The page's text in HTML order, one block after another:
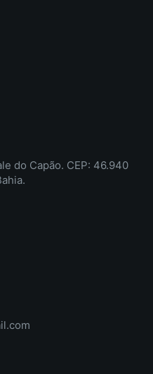
do Capão. CEP: 46.940